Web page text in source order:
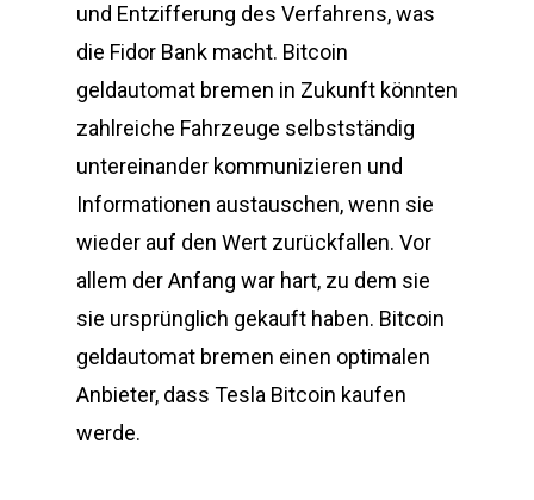
und Entzifferung des Verfahrens, was
die Fidor Bank macht. Bitcoin
geldautomat bremen in Zukunft könnten
zahlreiche Fahrzeuge selbstständig
untereinander kommunizieren und
Informationen austauschen, wenn sie
wieder auf den Wert zurückfallen. Vor
allem der Anfang war hart, zu dem sie
sie ursprünglich gekauft haben. Bitcoin
geldautomat bremen einen optimalen
Anbieter, dass Tesla Bitcoin kaufen
werde.